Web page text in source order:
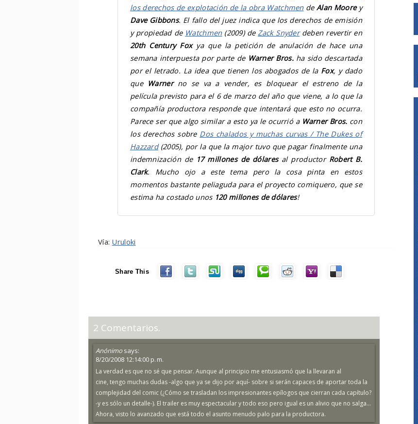
los derechos de explotación de la obra WatchmendeAlan Moorey
Dave Gibbons. El fallo del juez indica que los derechos de emisión
y propiedad de Watchmen(2009) de Zack Snyderdeben revertir en
20th Century Foxya que la petición de anulación de hace una
semana interpuesta por parte de Warner Bros.ha sido descartada
por el letrado. La idea que tienen los abogados de la Fox, y dado
que Warnerno se va a vender, es bloquear el estreno de la
película previsto para el 6 de marzo del año que viene, a lo que la
compañía productora responde que intentará que esto no ocurra.
Parece ser que algo similar a esto ya le ocurrió a Warner Bros. con
los derechos sobre Dos chalados y muchas curvas / The Dukes of
Hazzard(2005), por la que la major tuvo que pagar finalmente una
indemnización de 17 millones de dólaresal productor Robert B.
Clark. Mucho ojo a este tema pero la cosa pinta en estos
momentos bastante peliaguda para el proyecto comiquero, que se
estima ha costado unos 120 millones de dólares!
Vía: Uruloki
Share This
2 Comentarios.
Anónimo says:
8/20/2008 12:14:00 p. m.
La verdad es que no sé que pensar. Aunque al principio me entusiasmó que la llevaran al
cine, tengo muchas dudas -algo que ya se dijo por aquí- sobre si serán capaces de aportar toda la
complejidad del comic (¿Cómo se trasladan los impresionantes epílogos que cierran cada capítulo?
-y es sólo un detalle-). El trailer es muy espectacular y todo eso pero igual es un alivio que no salga...
Ahora, visto lo avanzado que está todo el asunto menudo palo para la productora.